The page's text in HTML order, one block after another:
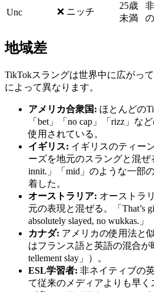
Unc ❌ ニッチ
25歳
未満
地域差
TikTokスラングは世界中に広がっ
によって異なります。
アメリカ合衆国: ほとんどの
「bet」「no cap」「rizz」な
使用されている。
イギリス: イギリスのティー
ーズを地元のスラングと混ぜ
innit.」「mid」のような一部
着した。
オーストラリア: オーストラ
元の表現と混ぜる。「That’s
absolutely slayed, no wukkas.」
カナダ: アメリカの使用法と
はフランス語と英語の混合が
tellement slay」）。
ESL学習者: 非ネイティブの
て従来のメディアよりも早く